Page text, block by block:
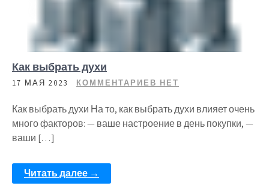
Как выбрать духи
17 МАЯ 2023 КОММЕНТАРИЕВ НЕТ
Как выбрать духи На то, как выбрать духи влияет очень
много факторов: — ваше настроение в день покупки, —
ваши […]
Читать далее →